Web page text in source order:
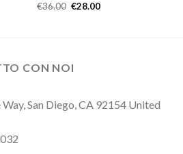
€36.00 €28.00
CON NOI
San Diego, CA 92154 United